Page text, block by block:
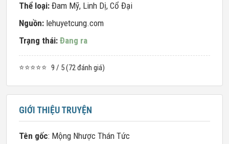
Thể loại: Đam Mỹ, Linh Dị, Cổ Đại
Nguồn: lehuyetcung.com
Trạng thái: Đang ra
⭐⭐⭐⭐⭐ 9 / 5 (72 đánh giá)
GIỚI THIỆU TRUYỆN
Tên gốc: Mộng Nhược Thán Tức